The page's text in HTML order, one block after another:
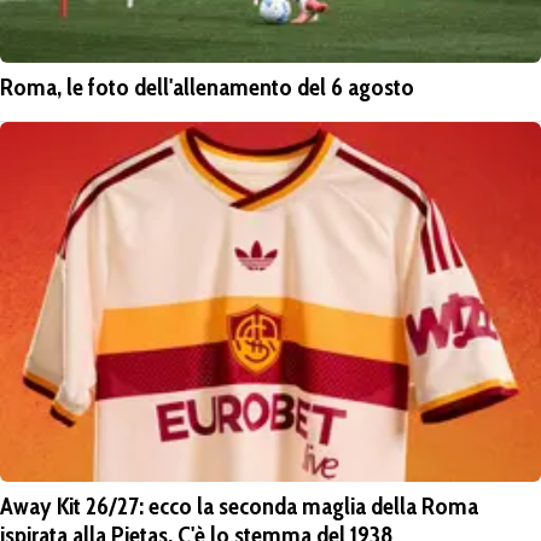
Roma, le foto dell'allenamento del 6 agosto
Away Kit 26/27: ecco la seconda maglia della Roma
ispirata alla Pietas. C'è lo stemma del 1938